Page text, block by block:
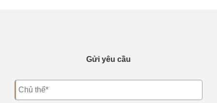
Gửi yêu cầu